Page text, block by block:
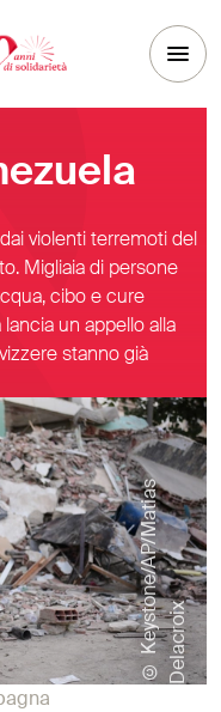
violenti terremoti del
Migliaia di persone
cibo e cure
un appello alla
stanno già
©
K
e
y
s
t
o
n
e
/
A
P
/
M
a
t
i
a
s
D
e
l
a
c
r
o
ix